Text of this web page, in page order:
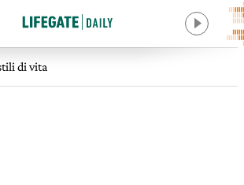
di vita